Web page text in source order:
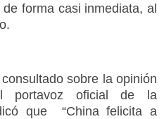
forma casi inmediata, al
sobre la opinión
portavoz oficial de la
que “China felicita a